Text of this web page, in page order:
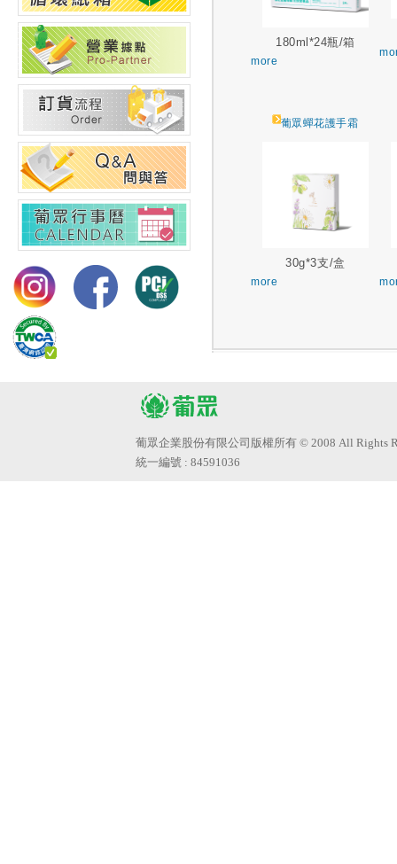
180ml*24瓶/箱
more
葡眾蟬花護手霜
30g*3支/盒
more
葡眾企業股份有限公司版權所有 © 2008 All Rights
統一編號 : 84591036